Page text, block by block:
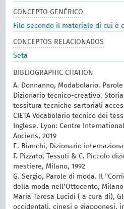
CONCEPTO GENÉRICO
Filo secondo il materiale di cui è
CONCEPTOS RELACIONADOS
Seta
BIBLIOGRAPHIC CITATION
A. Donnanno, Modabolario.
Dizionario tecnico-creativo.
tessitura tecniche sartoriali
CIETA Vocabolario tecnico dei
Inglese. Lyon: Centre
Anciens, 2019
E. Bianchi, Dizionario
F. Pizzato, Tessuti & C. Piccolo
mestiere, Milano, 1992
G. Sergio, Parole di moda. Il
della moda nell'Ottocento,
Maria Teresa Lucidi ( a cura di),
occidentali, cinesi e giapponesi,